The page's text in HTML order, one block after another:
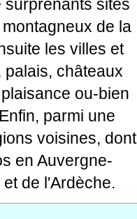
sites
de la
les villes et
châteaux
ou-bien
parmi une
voisines, dont
en Auvergne-
de l'Ardèche.